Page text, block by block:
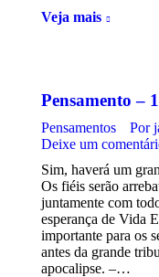
Veja mais
Pensamento –
Pensamentos Por
Deixe um
Sim, haverá um
Os fiéis serão
juntamente com
esperança de Vida
importante para os
antes da grande
apocalipse. –…